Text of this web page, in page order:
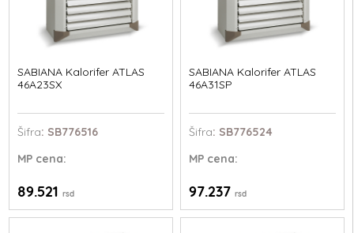
SABIANA Kalorifer ATLAS
46A23SX
Šifra: SB776516
MP cena:
89.521rsd
SABIANA Kalorifer ATLAS
46A31SP
Šifra: SB776524
MPcena:
97.237 rsd